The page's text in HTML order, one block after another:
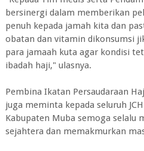
bersinergi dalam memberikan
penuh kepada jamah kita dan
obatan dan vitamin dikonsumsi
para jamaah kuta agar kondisi
ibadah haji," ulasnya.
Pembina Ikatan Persaudaraan
juga meminta kepada seluruh
Kabupaten Muba semoga selalu
sejahtera dan memakmurkan